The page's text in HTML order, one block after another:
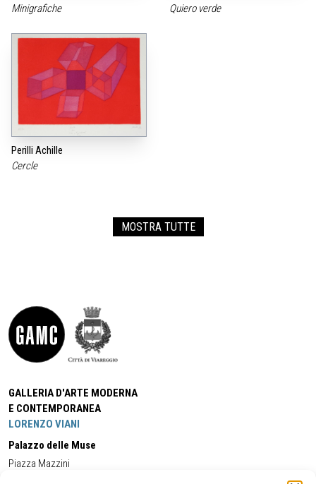
Minigrafiche
Quiero verde
Perilli Achille
Cercle
MOSTRA TUTTE
GALLERIA D'ARTE MODERNA
E CONTEMPORANEA
LORENZO VIANI
Palazzo delle Muse
Piazza Mazzini